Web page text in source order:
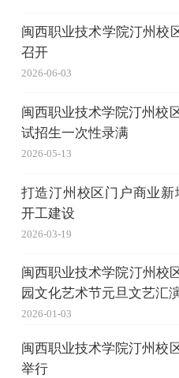
闽西职业技术学院汀州校
召开
2026-06-03
闽西职业技术学院汀州校
试招生一次性录满
2026-05-13
打造汀州校区门户商业
开工建设
2026-03-19
闽西职业技术学院汀州校
园文化艺术节元旦文艺汇
2026-01-03
闽西职业技术学院汀州校
举行